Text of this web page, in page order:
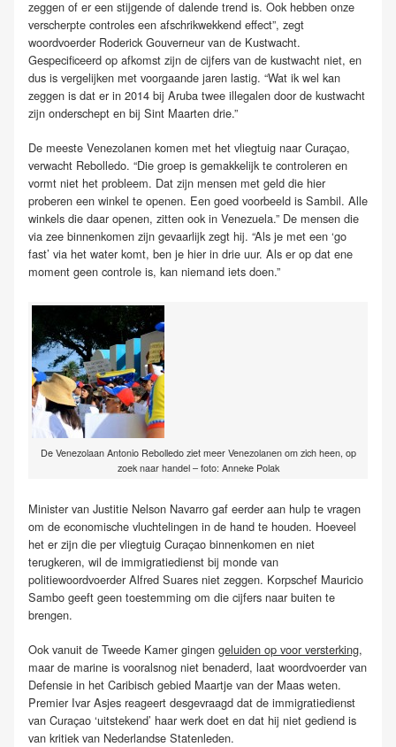
zeggen of er een stijgende of dalende trend is. Ook hebben onze
verscherpte controles een afschrikwekkend effect”, zegt
woordvoerder Roderick Gouverneur van de Kustwacht.
Gespecificeerd op afkomst zijn de cijfers van de kustwacht niet, en
dus is vergelijken met voorgaande jaren lastig. “Wat ik wel kan
zeggen is dat er in 2014 bij Aruba twee illegalen door de kustwacht
zijn onderschept en bij Sint Maarten drie.”
De meeste Venezolanen komen met het vliegtuig naar Curaçao,
verwacht Rebolledo. “Die groep is gemakkelijk te controleren en
vormt niet het probleem. Dat zijn mensen met geld die hier
proberen een winkel te openen. Een goed voorbeeld is Sambil. Alle
winkels die daar openen, zitten ook in Venezuela.” De mensen die
via zee binnenkomen zijn gevaarlijk zegt hij. “Als je met een ‘go
fast’ via het water komt, ben je hier in drie uur. Als er op dat ene
moment geen controle is, kan niemand iets doen.”
De Venezolaan Antonio Rebolledo ziet meer Venezolanen om zich heen, op
zoek naar handel – foto: Anneke Polak
Minister van Justitie Nelson Navarro gaf eerder aan hulp te vragen
om de economische vluchtelingen in de hand te houden. Hoeveel
het er zijn die per vliegtuig Curaçao binnenkomen en niet
terugkeren, wil de immigratiedienst bij monde van
politiewoordvoerder Alfred Suares niet zeggen. Korpschef Mauricio
Sambo geeft geen toestemming om die cijfers naar buiten te
brengen.
Ook vanuit de Tweede Kamer gingen geluiden op voor versterking,
maar de marine is vooralsnog niet benaderd, laat woordvoerder van
Defensie in het Caribisch gebied Maartje van der Maas weten.
Premier Ivar Asjes reageert desgevraagd dat de immigratiedienst
van Curaçao ‘uitstekend’ haar werk doet en dat hij niet gediend is
van kritiek van Nederlandse Statenleden.